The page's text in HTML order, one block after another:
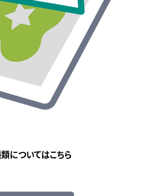
についてはこちら